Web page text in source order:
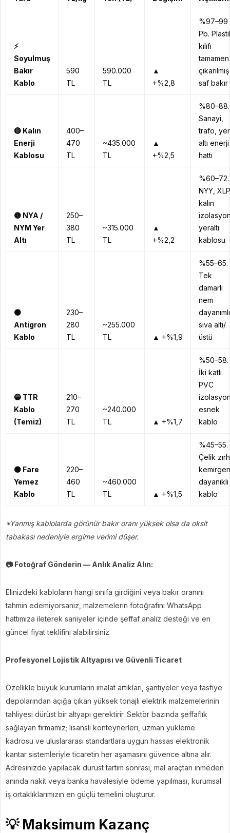
⚡
Soyulmuş
Bakır
Kablo
590
TL
590.000
TL
▲
+%2,8
%97–99
Pb.
kılıfı
tamamen
çıkarılmış
saf bakır
🔴 Kalın
Enerji
Kablosu
400–
470
TL
~435.000
TL
▲
+%2,5
%80–88.
Sanayi,
trafo, yer
altı enerji
hattı
🟡 NYA /
NYM Yer
Altı
250–
380
TL
~315.000
TL
▲
+%2,2
%60–72.
NYY,
kalın
yeraltı
kablosu
🟠
Antigron
Kablo
230–
280
TL
~255.000
TL
▲ +%1,9
%55–65.
Tek
damarlı
nem
dayanımlı
sıva altı/
üstü
🔵 TTR
Kablo
(Temiz)
210–
270
TL
~240.000
TL
▲ +%1,7
%50–58.
İki katlı
PVC
esnek
kablo
⚫ Fare
Yemez
Kablo
220–
460
TL
~460.000
TL
▲ +%1,5
%45–55.
Çelik
dayanıklı
kablo
*Yanmış kablolarda görünür bakır oranı yüksek olsa da oksit
tabakası nedeniyle ergime verimi düşer.
📷Fotoğraf Gönderin — Anlık Analiz Alın:
Elinizdeki kabloların hangi sınıfa girdiğini veya bakır oranını
tahmin edemiyorsanız, malzemelerin fotoğrafını WhatsApp
hattımıza ileterek saniyeler içinde şeffaf analiz desteği ve en
güncel fiyat teklifini alabilirsiniz.
Profesyonel Lojistik Altyapısı ve Güvenli Ticaret
Özellikle büyük kurumların imalat artıkları, şantiyeler veya tasfiye
depolarından açığa çıkan yüksek tonajlı elektrik malzemelerinin
tahliyesi dürüst bir altyapı gerektirir. Sektör bazında şeffaflık
sağlayan firmamız; lisanslı konteynerleri, uzman yükleme
kadrosu ve uluslararası standartlara uygun hassas elektronik
kantar sistemleriyle ticaretin her aşamasını güvence altına alır.
Adresinizde yapılacak dürüst tartım sonrası, mal araçtan inmeden
anında nakit veya banka havalesiyle ödeme yapılması, kurumsal
iş ortaklıklarımızın en güçlü temelini oluşturur.
💡Maksimum Kazanç